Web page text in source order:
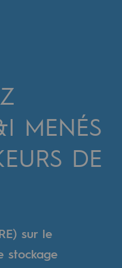
MENÉS
DE
sur le
stockage